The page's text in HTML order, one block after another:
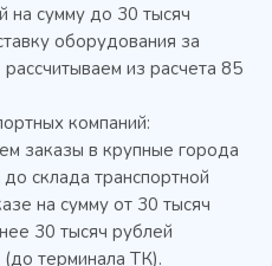
КР-5/5
на сумму до 30 тысяч
оборудования за
из расчета 85
компаний:
заказы в крупные города
склада транспортной
на сумму от 30 тысяч
30 тысяч рублей
терминала ТК).